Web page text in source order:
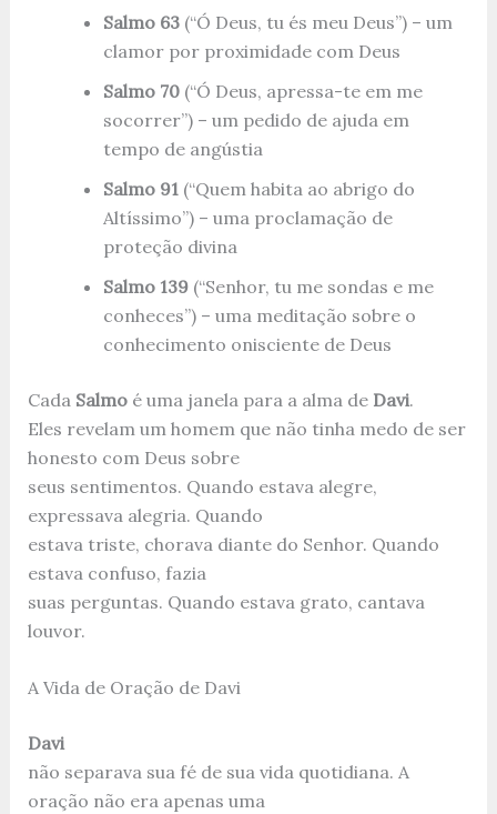
Salmo 63(“Ó Deus, tu és meu Deus”) – um
clamor por proximidade com Deus
Salmo 70(“Ó Deus, apressa-te em me
socorrer”) – um pedido de ajuda em
tempo de angústia
Salmo 91 (“Quem habita ao abrigo do
Altíssimo”) – uma proclamação de
proteção divina
Salmo 139(“Senhor, tu me sondas e me
conheces”) – uma meditação sobre o
conhecimento onisciente de Deus
Cada Salmoé uma janela para a alma de Davi.
Eles revelam um homem que não tinha medo de ser
honesto com Deus sobre
seus sentimentos. Quando estava alegre,
expressava alegria. Quando
estava triste, chorava diante do Senhor. Quando
estava confuso, fazia
suas perguntas. Quando estava grato, cantava
louvor.
A Vida de Oração de Davi
Davi
não separava sua fé de sua vida quotidiana. A
oração não era apenas uma